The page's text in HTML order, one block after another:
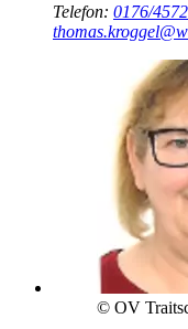
Telefon: 0176/
© OV